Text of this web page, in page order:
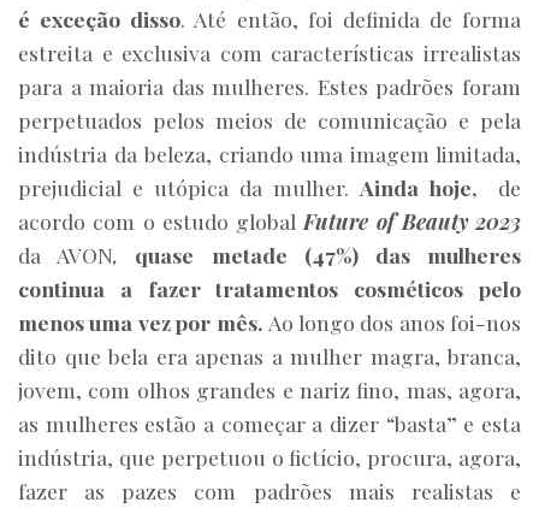
é exceção disso. Até então, foi definida de forma
estreita e exclusiva com características irrealistas
para a maioria das mulheres. Estes padrões foram
perpetuados pelos meios de comunicação e pela
indústria da beleza, criando uma imagem limitada,
prejudicial e utópica da mulher. Ainda hoje,
de
acordo com o estudo global Future of Beauty 2023
da AVON, quase metade (47%) das mulheres
continua a fazer tratamentos cosméticos pelo
menos uma vez por mês. Ao longo dos anos foi-nos
dito que bela era apenas a mulher magra, branca,
jovem, com olhos grandes e nariz fino, mas, agora,
as mulheres estão a começar a dizer “basta” e esta
indústria, que perpetuou o fictício, procura, agora,
fazer as pazes com padrões mais realistas e